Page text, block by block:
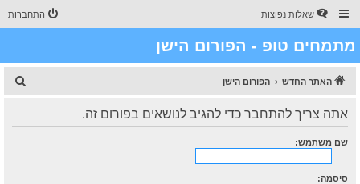
שאלות נפוצות התחברות
מתמחים טופ - הפורום הישן
האתר החדש הפורום הישן
אתה צריך להתחבר כדי להגיב לנושאים בפורום זה.
שם משתמש:
סיסמה: